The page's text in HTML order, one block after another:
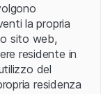
la propria
sito web,
residente in
del
residenza